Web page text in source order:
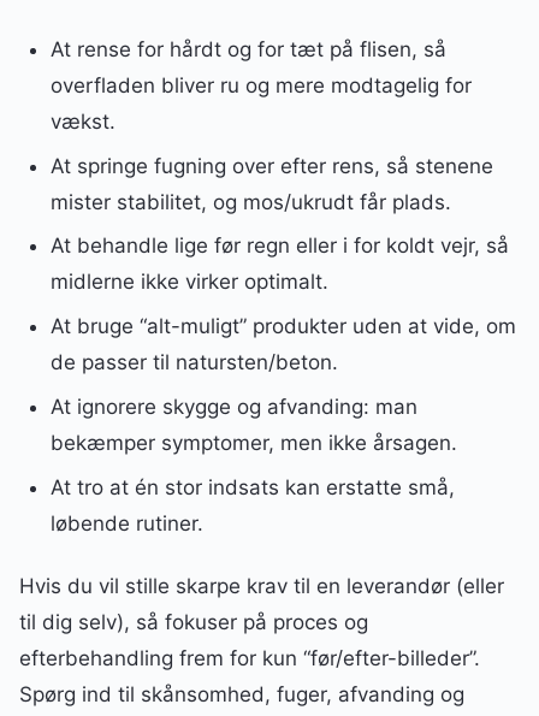
At rense for hårdt og for tæt på flisen, så
overfladen bliver ru og mere modtagelig for
vækst.
At springe fugning over efter rens, så stenene
mister stabilitet, og mos/ukrudt får plads.
At behandle lige før regn eller i for koldt vejr, så
midlerne ikke virker optimalt.
At bruge “alt-muligt” produkter uden at vide, om
de passer til natursten/beton.
At ignorere skygge og afvanding: man
bekæmper symptomer, men ikke årsagen.
At tro at én stor indsats kan erstatte små,
løbende rutiner.
Hvis du vil stille skarpe krav til en leverandør (eller
til dig selv), så fokuser på proces og
efterbehandling frem for kun “før/efter-billeder”.
Spørg ind til skånsomhed, fuger, afvanding og